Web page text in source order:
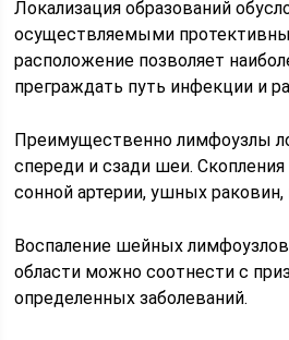
Локализация образований
осуществляемыми
расположение позволяет
преграждать путь инфекции и
Преимущественно лимфоузлы
спереди и сзади шеи.
сонной артерии, ушных
Воспаление шейных
области можно соотнести с
определенных заболеваний.